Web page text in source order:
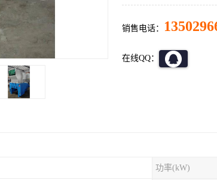
销售电话：
在线QQ：
功率(kW)